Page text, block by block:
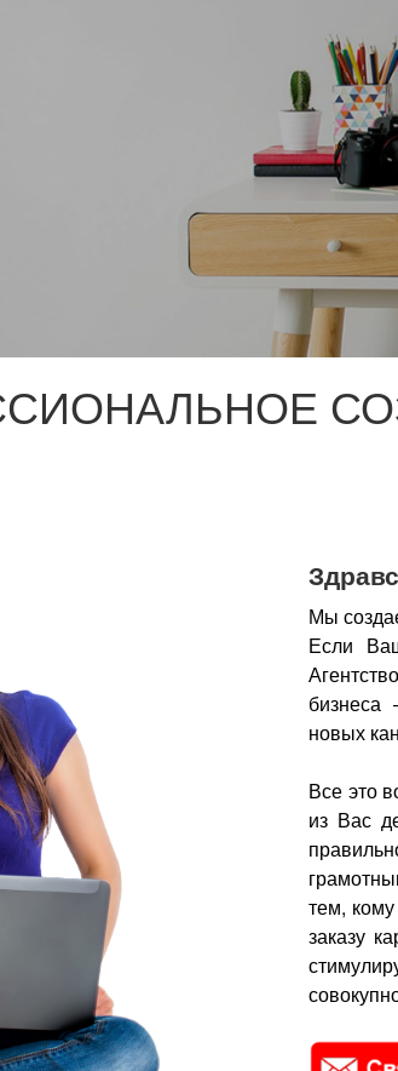
Мы
Если
бизнеса
новых
Все это
из Вас
тем,
заказу